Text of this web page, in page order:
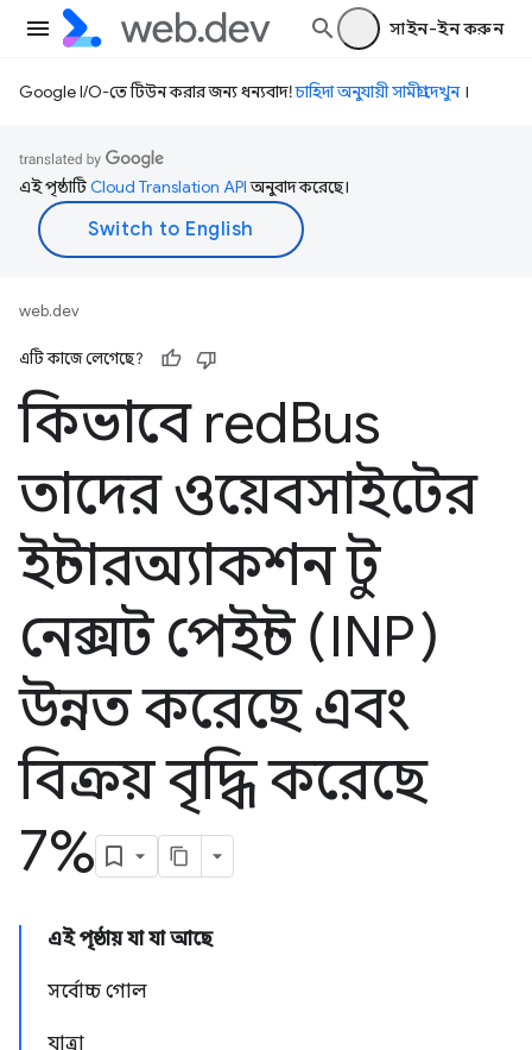
সাইন-ইন করুন
Google I/O-তে টিউন করার জন্য ধন্যবাদ!চাহিদা অনুযায়ী সামগ্রী দেখুন।
এই পৃষ্ঠাটিCloud Translation APIঅনুবাদ করেছে।
web.dev
এটি কাজে লেগেছে?
কিভাবে redBus
তাদের ওয়েবসাইটের
ইন্টারঅ্যাকশন টু
নেক্সট পেইন্ট (INP)
উন্নত করেছে এবং
বিক্রয় বৃদ্ধি করেছে
7%
এই পৃষ্ঠায় যা যা আছে
সর্বোচ্চ গোল
যাত্রা